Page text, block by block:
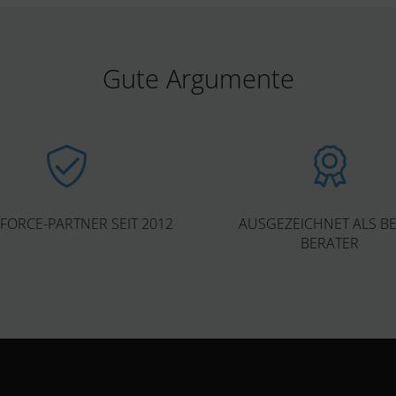
Gute Argumente
PARTNER SEIT 2012
AUSGEZEICHNET ALS
BERATER